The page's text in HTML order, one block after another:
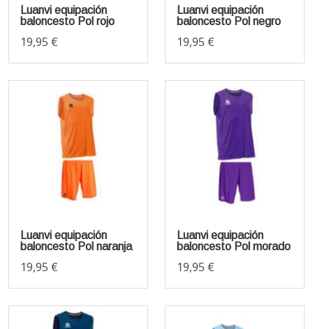
Luanvi equipación
baloncesto Pol rojo
19,95 €
Luanvi equipación
baloncesto Pol negro
19,95 €
Luanvi equipación
baloncesto Pol naranja
19,95 €
Luanvi equipación
baloncesto Pol morado
19,95 €